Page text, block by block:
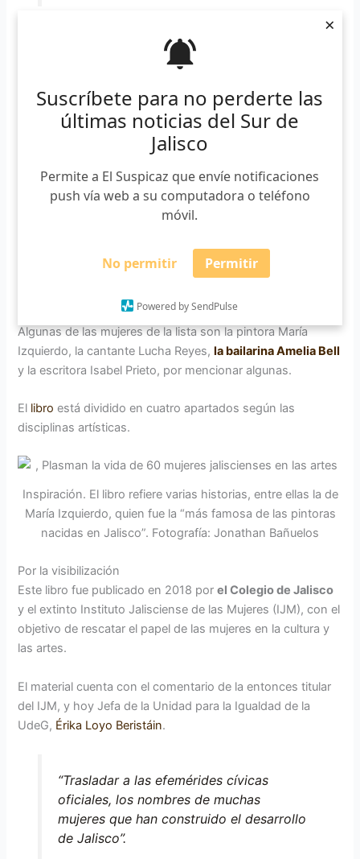
Suscríbete para no perderte las
últimas noticias del Sur de
Jalisco
Permite a El Suspicaz que envíe notificaciones
push vía web a su computadora o teléfono
móvil.
No permitir Permitir
Powered by SendPulse
×
Pinturas. Este sus líneas este libro rescata la historia de
Guadalajara en 1926. Fotografía: Jonathan Bañuelos
La autora comparte que las actividades artísticas fueron
dondelas mujeres comenzaron a destacar y a realizar
funciones fuera de los ámbitos meramente domésticos.
La mayoría pertenecían a estratos medios altos y altos de
la sociedad, donde tenían una mayor
oportunidad de
Algunas de las mujeres de la lista son la pintora María
Izquierdo, la cantante Lucha Reyes,la bailarina Amelia Bell
y la escritora Isabel Prieto, por mencionar algunas.
El libro está dividido en cuatro apartados según las
disciplinas artísticas.
Inspiración. El libro refiere varias historias, entre ellas la de
María Izquierdo, quien fue la “más famosa de las pintoras
nacidas en Jalisco”. Fotografía: Jonathan Bañuelos
Por la visibilización
Este libro fue publicado en 2018 porel Colegio de Jalisco
y el extinto Instituto Jalisciense de las Mujeres (IJM), con el
objetivo de rescatar el papel de las mujeres en la cultura y
las artes.
El material cuenta con el comentario de la entonces titular
del IJM, y hoy Jefa de la Unidad para la Igualdad de la
UdeG, Érika Loyo Beristáin.
“Trasladar a las efemérides cívicas
oficiales, los nombres de muchas
mujeres que han construido el desarrollo
de Jalisco”.